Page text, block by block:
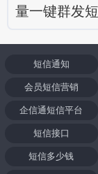
量一键群发短
短信通知
会员短信营销
企信通短信平台
短信接口
短信多少钱